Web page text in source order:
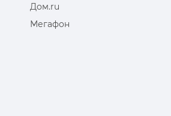
Дом.ru
Мегафон